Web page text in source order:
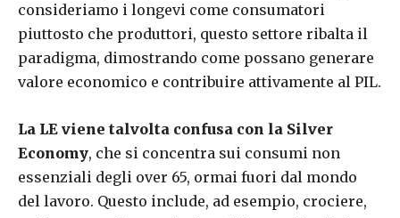
consideriamo i longevi come consumatori
piuttosto che produttori, questo settore ribalta il
paradigma, dimostrando come possano generare
valore economico e contribuire attivamente al PIL.
La LE viene talvolta confusa con la Silver
Economy, che si concentra sui consumi non
essenziali degli over 65, ormai fuori dal mondo
del lavoro. Questo include, ad esempio, crociere,